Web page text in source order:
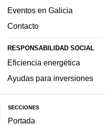
Eventos en Galicia
Contacto
RESPONSABILIDAD SOCIAL
Eficiencia energética
Ayudas para inversiones
SECCIONES
Portada